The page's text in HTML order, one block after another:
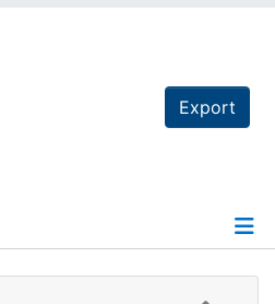
Export
Details